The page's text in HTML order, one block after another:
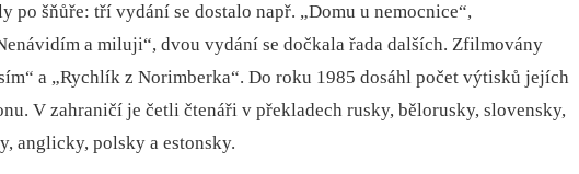
po šňůře: tří vydání se dostalo např. „Domu u nemocnice“,
a miluji“, dvou vydání se dočkala řada dalších. Zfilmovány
a „Rychlík z Norimberka“. Do roku 1985 dosáhl počet výtisků jejích
V zahraničí je četli čtenáři v překladech rusky, bělorusky, slovensky,
anglicky, polsky a estonsky.